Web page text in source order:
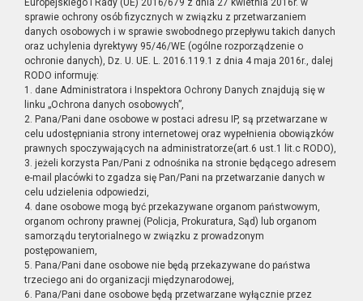
Europejskiego i Rady (UE) 2016/679 z dnia 27 kwietnia 2016r. w
sprawie ochrony osób fizycznych w związku z przetwarzaniem
danych osobowych i w sprawie swobodnego przepływu takich danych
oraz uchylenia dyrektywy 95/46/WE (ogólne rozporządzenie o
ochronie danych), Dz. U. UE. L. 2016.119.1 z dnia 4 maja 2016r., dalej
RODO informuję:
1. dane Administratora i Inspektora Ochrony Danych znajdują się w
linku „Ochrona danych osobowych”,
2. Pana/Pani dane osobowe w postaci adresu IP, są przetwarzane w
celu udostępniania strony internetowej oraz wypełnienia obowiązków
prawnych spoczywających na administratorze(art.6 ust.1 lit.c RODO),
3. jeżeli korzysta Pan/Pani z odnośnika na stronie będącego adresem
e-mail placówki to zgadza się Pan/Pani na przetwarzanie danych w
celu udzielenia odpowiedzi,
4. dane osobowe mogą być przekazywane organom państwowym,
organom ochrony prawnej (Policja, Prokuratura, Sąd) lub organom
samorządu terytorialnego w związku z prowadzonym
postępowaniem,
5. Pana/Pani dane osobowe nie będą przekazywane do państwa
trzeciego ani do organizacji międzynarodowej,
6. Pana/Pani dane osobowe będą przetwarzane wyłącznie przez